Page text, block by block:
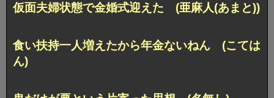
仮面夫婦状態で金婚式迎えた (亜麻人(あまと))
食い扶持一人増えたから年金ないねん (こては
ん)